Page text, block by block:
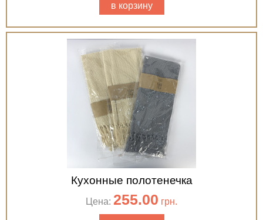
в корзину
Кухонные полотенечка
Цена: 255.00 грн.